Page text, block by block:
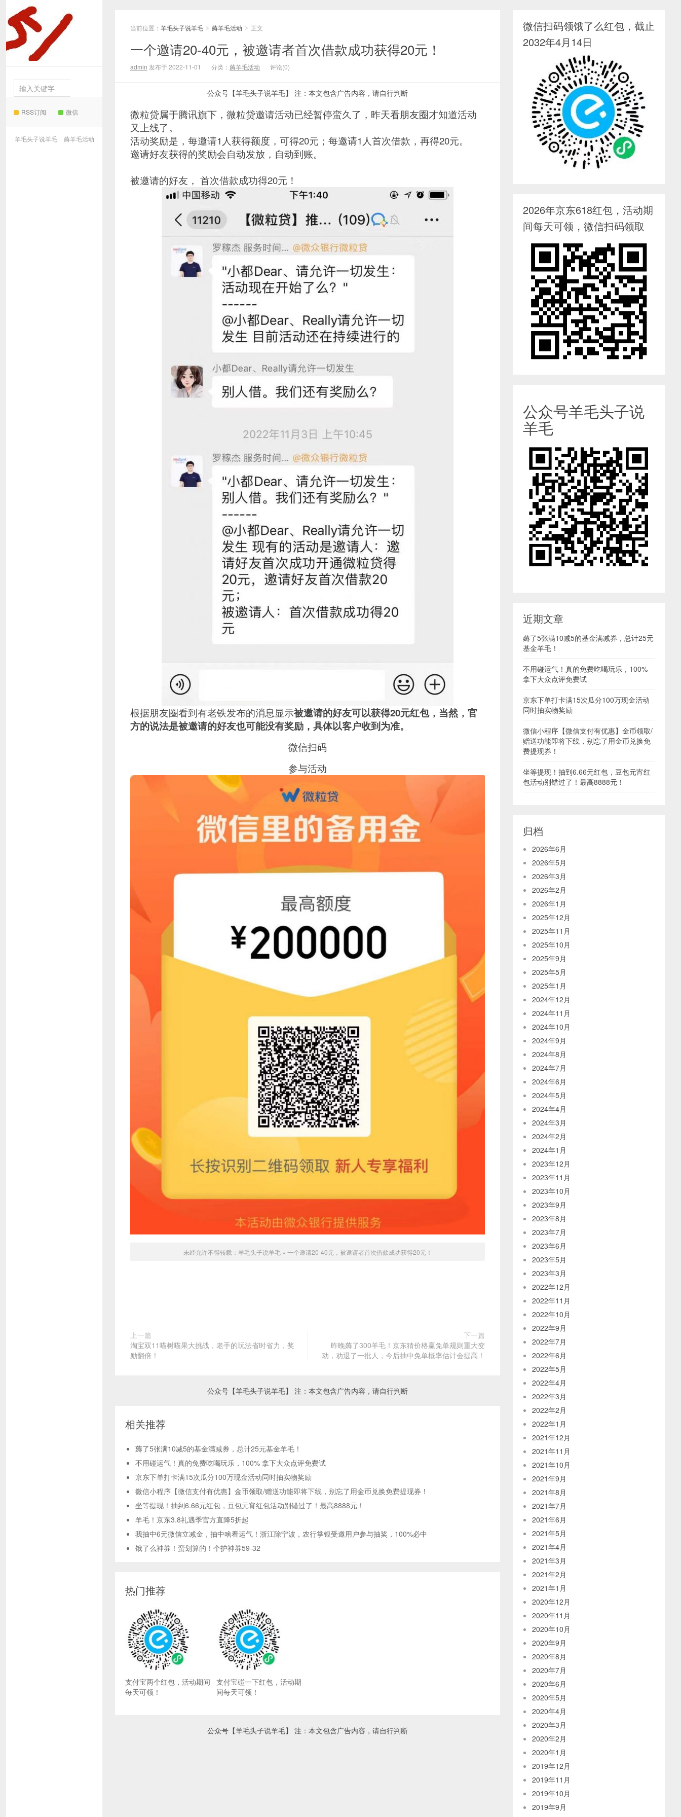
RSS订阅 微信
羊毛头子说羊毛 薅羊毛活动
当前位置： 羊毛头子说羊毛 > 薅羊毛活动 > 正文
一个邀请20-40元，被邀请者首次借款成功获得20元！
admin 发布于 2022-11-01 分类： 薅羊毛活动 评论(0)
公众号【羊毛头子说羊毛】 注：本文包含广告内容，请自行判断
微粒贷属于腾讯旗下，微粒贷邀请活动已经暂停蛮久了，昨天看朋友圈才知道活动
又上线了。
活动奖励是，每邀请1人获得额度，可得20元；每邀请1人首次借款，再得20元。
邀请好友获得的奖励会自动发放，自动到账。
被邀请的好友， 首次借款成功得20元！
根据朋友圈看到有老铁发布的消息显示被邀请的好友可以获得20元红包，当然，官
方的说法是被邀请的好友也可能没有奖励，具体以客户收到为准。
微信扫码
参与活动
未经允许不得转载： 羊毛头子说羊毛» 一个邀请20-40元，被邀请者首次借款成功获得20元！
上一篇
淘宝双11喵树喵果大挑战，老手的玩法省时省力，奖
励翻倍！
下一篇
昨晚薅了300羊毛！京东猜价格赢免单规则重大变
动，劝退了一批人，今后抽中免单概率估计会提高！
公众号【羊毛头子说羊毛】 注：本文包含广告内容，请自行判断
相关推荐
薅了5张满10减5的基金满减券，总计25元基金羊毛！
不用碰运气！真的免费吃喝玩乐，100% 拿下大众点评免费试
京东下单打卡满15次瓜分100万现金活动同时抽实物奖励
微信小程序【微信支付有优惠】金币领取/赠送功能即将下线，别忘了用金币兑换免费提现券！
坐等提现！抽到6.66元红包，豆包元宵红包活动别错过了！最高8888元！
羊毛！京东3.8礼遇季官方直降5折起
我抽中6元微信立减金，抽中啥看运气！浙江除宁波，农行掌银受邀用户参与抽奖，100%必中
饿了么神券！蛮划算的！个护神券59-32
热门推荐
支付宝两个红包，活动期间
每天可领！
支付宝碰一下红包，活动期
间每天可领！
公众号【羊毛头子说羊毛】 注：本文包含广告内容，请自行判断
微信扫码领饿了么红包，截止
2032年4月14日
2026年京东618红包，活动期
间每天可领，微信扫码领取
公众号羊毛头子说
羊毛
近期文章
薅了5张满10减5的基金满减券，总计25元
基金羊毛！
不用碰运气！真的免费吃喝玩乐，100%
拿下大众点评免费试
京东下单打卡满15次瓜分100万现金活动
同时抽实物奖励
微信小程序【微信支付有优惠】金币领取/
赠送功能即将下线，别忘了用金币兑换免
费提现券！
坐等提现！抽到6.66元红包，豆包元宵红
包活动别错过了！最高8888元！
归档
2026年6月
2026年5月
2026年3月
2026年2月
2026年1月
2025年12月
2025年11月
2025年10月
2025年9月
2025年5月
2025年1月
2024年12月
2024年11月
2024年10月
2024年9月
2024年8月
2024年7月
2024年6月
2024年5月
2024年4月
2024年3月
2024年2月
2024年1月
2023年12月
2023年11月
2023年10月
2023年9月
2023年8月
2023年7月
2023年6月
2023年5月
2023年3月
2022年12月
2022年11月
2022年10月
2022年9月
2022年7月
2022年6月
2022年5月
2022年4月
2022年3月
2022年2月
2022年1月
2021年12月
2021年11月
2021年10月
2021年9月
2021年8月
2021年7月
2021年6月
2021年5月
2021年4月
2021年3月
2021年2月
2021年1月
2020年12月
2020年11月
2020年10月
2020年9月
2020年8月
2020年7月
2020年6月
2020年5月
2020年4月
2020年3月
2020年2月
2020年1月
2019年12月
2019年11月
2019年10月
2019年9月